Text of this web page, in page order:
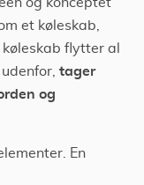
og konceptet
et køleskab,
flytter al
tager
og
En